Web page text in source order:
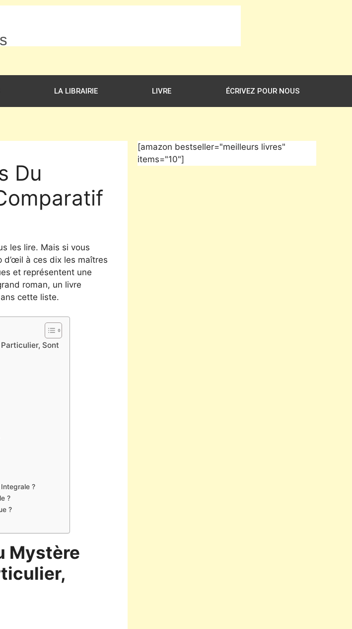
LA LIBRAIRIE LIVRE ÉCRIVEZ POUR NOUS
Du
les lire. Mais si vous
d’œil à ces dix les maîtres
et représentent une
roman, un livre
cette liste.
Sont
?
?
?
Mystère
[amazon bestseller="meilleurs livres"
items="10"]